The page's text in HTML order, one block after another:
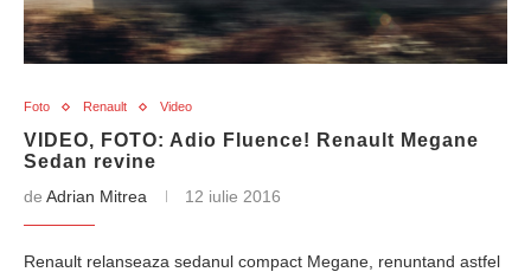
Foto Renault Video
VIDEO, FOTO: Adio Fluence! Renault Megane
Sedan revine
de Adrian Mitrea 12 iulie 2016
Renault relanseaza sedanul compact Megane, renuntand astfel